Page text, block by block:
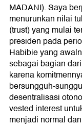
MADANI). Saya
menurunkan nilai
(trust) yang mulai
presiden pada
Habibie yang
sebagai bagian
karena
bersungguh-
desentralisasi
vested interest
menjadi normal